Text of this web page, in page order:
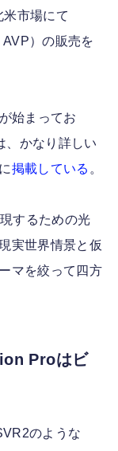
市場にて
）の販売を
始まってお
、かなり詳しい
掲載している 。
するための光
実世界情景と仮
マを絞って四方
Proはビ
のような